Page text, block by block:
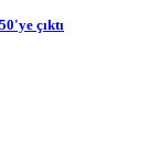
çıktı